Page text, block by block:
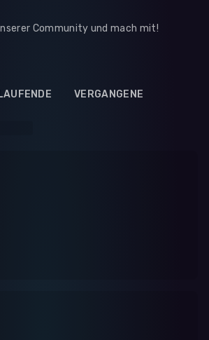
Community und mach mit!
VERGANGENE